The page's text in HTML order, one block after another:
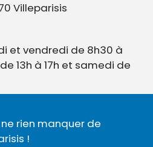
Villeparisis
et vendredi de 8h30 à
13h à 17h et samedi de
rien manquer de
!